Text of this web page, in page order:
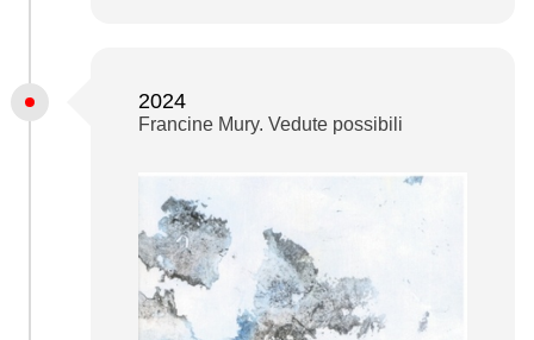
2024
Francine Mury. Vedute possibili